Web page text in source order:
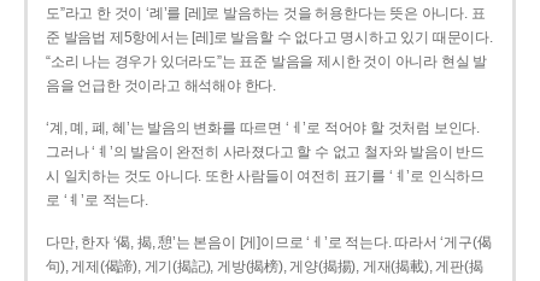
도”라고 한 것이 ‘례’를 [레]로 발음하는 것을 허용한다는 뜻은 아니다. 표
준 발음법 제5항에서는 [레]로 발음할 수 없다고 명시하고 있기 때문이다.
“소리 나는 경우가 있더라도”는 표준 발음을 제시한 것이 아니라 현실 발
음을 언급한 것이라고 해석해야 한다.
‘계, 몌, 폐, 혜’는 발음의 변화를 따르면 ‘ㅔ’로 적어야 할 것처럼 보인다.
그러나 ‘ㅖ’의 발음이 완전히 사라졌다고 할 수 없고 철자와 발음이 반드
시 일치하는 것도 아니다. 또한 사람들이 여전히 표기를 ‘ㅖ’로 인식하므
로 ‘ㅖ’로 적는다.
다만, 한자 ‘偈, 揭, 憩’는 본음이 [게]이므로 ‘ㅔ’로 적는다. 따라서 ‘게구(偈
句), 게제(偈諦), 게기(揭記), 게방(揭榜), 게양(揭揚), 게재(揭載), 게판(揭